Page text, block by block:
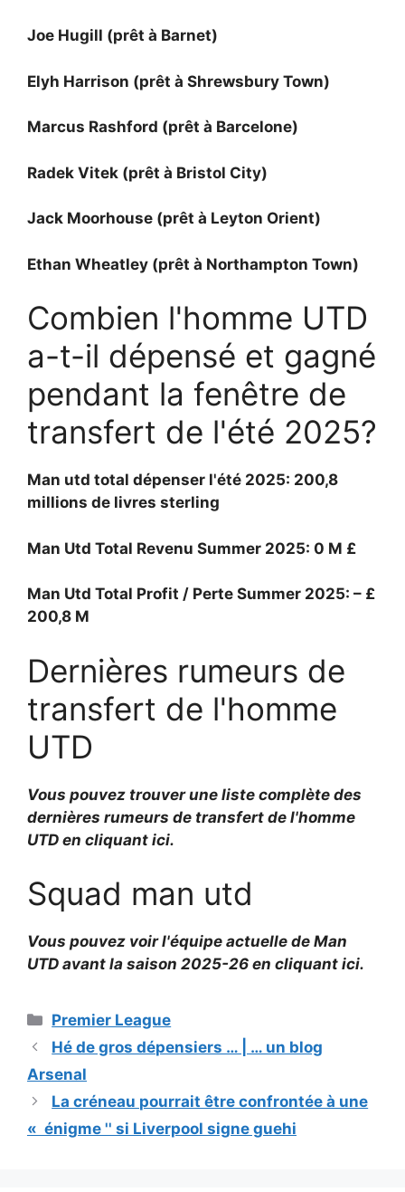
Joe Hugill (prêt à Barnet)
Elyh Harrison (prêt à Shrewsbury Town)
Marcus Rashford (prêt à Barcelone)
Radek Vitek (prêt à Bristol City)
Jack Moorhouse (prêt à Leyton Orient)
Ethan Wheatley (prêt à Northampton Town)
Combien l'homme UTD
a-t-il dépensé et gagné
pendant la fenêtre de
transfert de l'été 2025?
Man utd total dépenser l'été 2025: 200,8
millions de livres sterling
Man Utd Total Revenu Summer 2025: 0 M £
Man Utd Total Profit / Perte Summer 2025: – £
200,8 M
Dernières rumeurs de
transfert de l'homme
UTD
Vous pouvez trouver une liste complète des
dernières rumeurs de transfert de l'homme
UTD en cliquant ici.
Squad man utd
Vous pouvez voir l'équipe actuelle de Man
UTD avant la saison 2025-26 en cliquant ici.
Catégories
Premier League
Hé de gros dépensiers … | … un blog
Arsenal
La créneau pourrait être confrontée à une
« énigme '' si Liverpool signe guehi